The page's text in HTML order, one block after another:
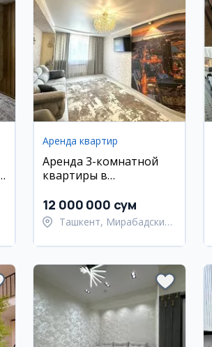
Аренда квартир
Аренда 3-комнатной
квартиры в
12 000 000 сум
Ташкент, Мирабадский